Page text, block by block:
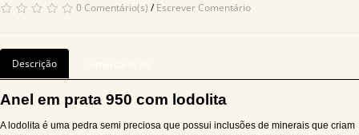
0 Comentário(s) /Escrever Comentário
Descrição
Anel em prata 950 com lodolita
A lodolita é uma pedra semi preciosa que possui inclusões de minerais que criam